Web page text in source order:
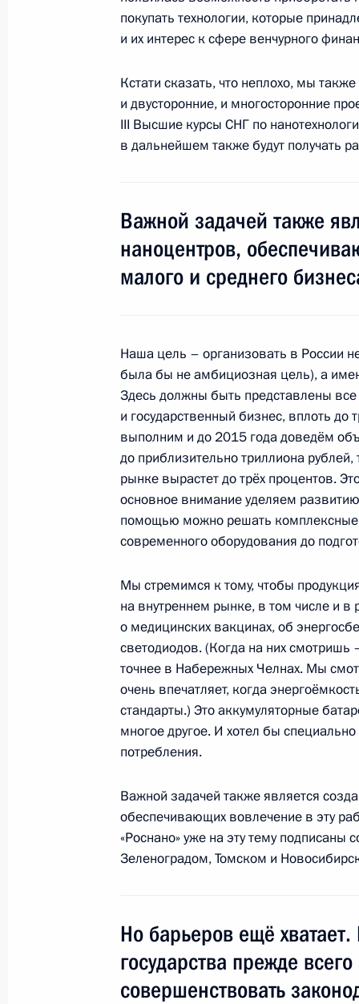
Вступительное слово на
в расширенном составе
30 октября 2010 года, суббота
Россия – Вьетнам: к новым
29 октября 2010 года, пятница
Начало совещания по вопросам
29 октября 2010 года, 16:00 Москва
Совещание по вопросам
29 октября 2010 года, 15:00 Москва
28 октября 2010 года, четверг
Рабочая встреча с директором
безопасности Александром
28 октября 2010 года, 20:45 Московская
дорожного движения
28 октября 2010 года, 20:00 Московская
27 октября 2010 года, среда
покупать технологии, которые
и их интерес к сфере венчурного
Кстати сказать, что неплохо, мы
и двусторонние, и многосторонние
III Высшие курсы СНГ по
в дальнейшем также будут получать
Важной задачей также
наноцентров,
малого и среднего
Наша цель – организовать в России
была бы не амбициозная цель), а
Здесь должны быть представлены
и государственный бизнес, вплоть
выполним и до 2015 года доведём
до приблизительно триллиона
рынке вырастет до трёх процентов.
основное внимание уделяем
помощью можно решать комплексные
современного оборудования до
Мы стремимся к тому, чтобы
на внутреннем рынке, в том числе и в
о медицинских вакцинах, об
светодиодов. (Когда на них
точнее в Набережных Челнах. Мы
очень впечатляет, когда
стандарты.) Это аккумуляторные
многое другое. И хотел бы
потребления.
Важной задачей также является
обеспечивающих вовлечение в эту
«Роснано» уже на эту тему
Зеленоградом, Томском и
Но барьеров ещё
государства прежде
совершенствовать